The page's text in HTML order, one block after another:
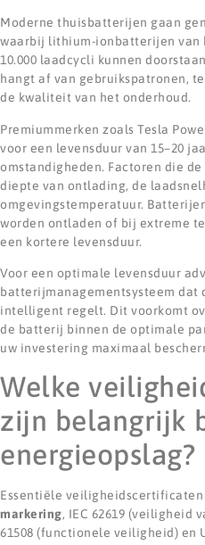
Moderne thuisbatterijen gaan
waarbij lithium-ionbatterijen van
10.000 laadcycli kunnen
hangt af van gebruikspatronen,
de kwaliteit van het onderhoud.
Premiummerken zoals Tesla
voor een levensduur van 15–20
omstandigheden. Factoren die
diepte van ontlading, de
omgevingstemperatuur.
worden ontladen of bij extreme
een kortere levensduur.
Voor een optimale levensduur
batterijmanagementsysteem dat
intelligent regelt. Dit voorkomt
de batterij binnen de optimale
uw investering maximaal
Welke
zijn belangrijk
energieopslag?
Essentiële
markering, IEC 62619 (veiligheid
61508 (functionele veiligheid) en